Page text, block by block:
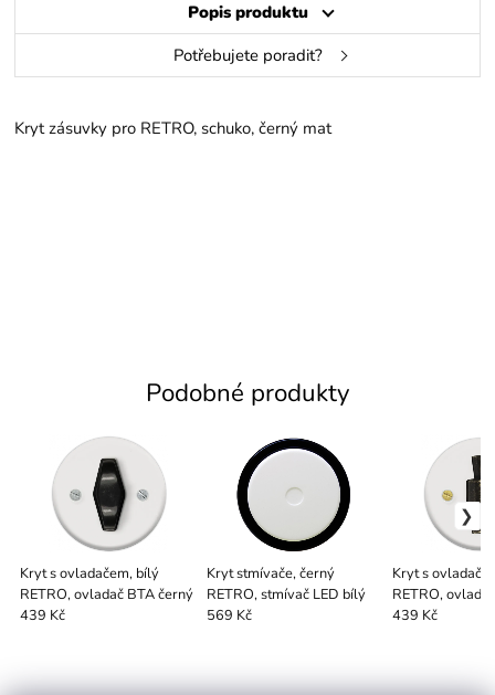
Popis produktu
Potřebujete poradit?
Kryt zásuvky pro RETRO, schuko, černý mat
Podobné produkty
Kryt s ovladačem, bílý
RETRO, ovladač BTA černý
439 Kč
Kryt stmívače, černý
RETRO, stmívač LED bílý
569 Kč
Kryt s
RETRO,
patinový bílý
439 Kč